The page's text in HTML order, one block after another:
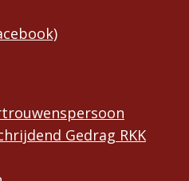
Gedrag RKK